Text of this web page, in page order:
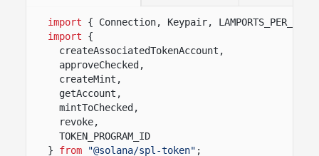
import
{ Connection, Keypair, LAMPORTS_PER_SOL
import
{
createAssociatedTokenAccount,
approveChecked,
createMint,
getAccount,
mintToChecked,
revoke,
TOKEN_PROGRAM_ID
}
from "@solana/spl-token" ;